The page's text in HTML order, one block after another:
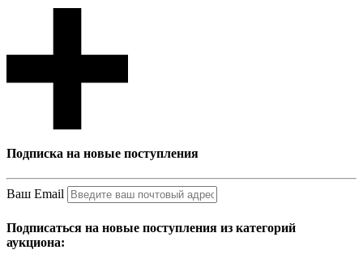
Подписка на новые поступления
Ваш Email
Подписаться на новые поступления из категорий
аукциона: